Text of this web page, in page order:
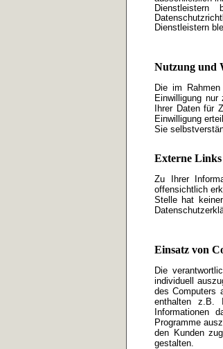
Dienstleistern
Dienstleistern
Nutzung und
Die im
Einwilligung
Ihrer Daten für
Einwilligung
Sie
Externe Links
Zu Ihrer
offensichtlich
Stelle hat
Einsatz von
Die
individuell
des Computers
enthalten z.B.
Informationen
Programme
den Kunden
gestalten.